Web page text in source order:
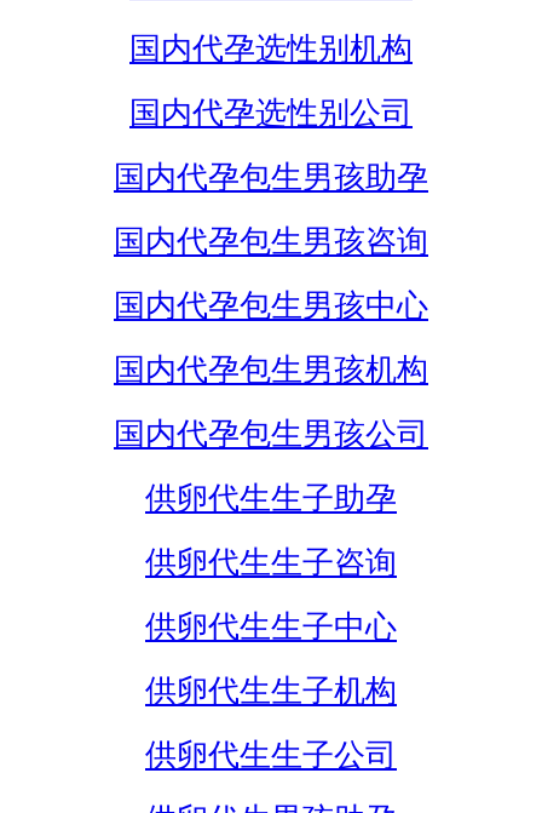
国内代孕选性别机构
国内代孕选性别公司
国内代孕包生男孩助孕
国内代孕包生男孩咨询
国内代孕包生男孩中心
国内代孕包生男孩机构
国内代孕包生男孩公司
供卵代生生子助孕
供卵代生生子咨询
供卵代生生子中心
供卵代生生子机构
供卵代生生子公司